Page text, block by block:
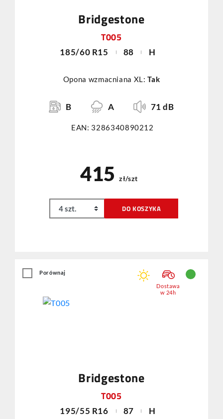
Bridgestone
T005
185/60 R15 88 H
Opona wzmacniana XL:Tak
B A 71 dB
EAN: 3286340890212
415 zł/szt
DO KOSZYKA
Bridgestone
T005
195/55 R16 87 H
Porównaj
Dostawa
w 24h